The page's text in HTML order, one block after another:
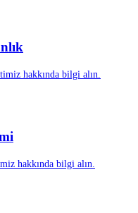
hakkında bilgi alın.
hakkında bilgi alın.